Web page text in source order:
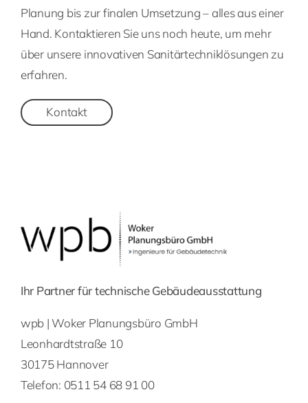
Planung bis zur finalen Umsetzung – alles aus einer
Hand. Kontaktieren Sie uns noch heute, um mehr
über unsere innovativen Sanitärtechniklösungen zu
erfahren.
Kontakt
Ihr Partner für technische Gebäudeausstattung
wpb | Woker Planungsbüro GmbH
Leonhardtstraße 10
30175 Hannover
Telefon: 0511 54 68 91 00